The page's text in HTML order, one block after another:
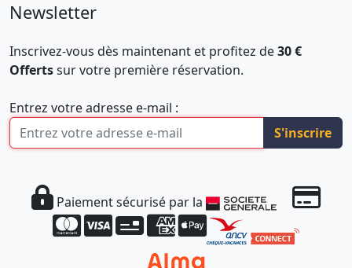
Newsletter
Inscrivez-vous dès maintenant et profitez de30 €
Offertssur votre première réservation.
Entrez votre adresse e-mail :
S'inscrire
Paiement sécurisé par la